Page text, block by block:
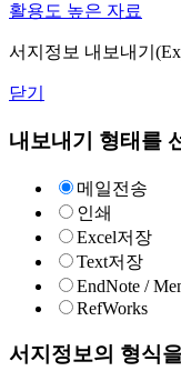
활용도 높은 자료
서지정보 내보내기
닫기
내보내기 형태를
메일전송
인쇄
Excel저장
Text저장
EndNote /
RefWorks
서지정보의 형식